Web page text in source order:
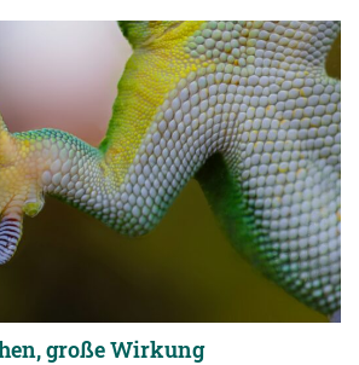
große Wirkung